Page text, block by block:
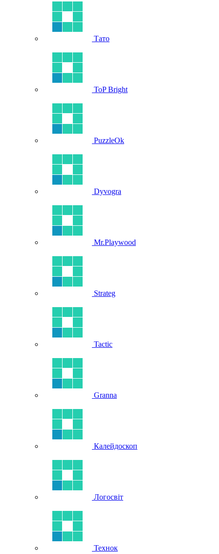
Тато
ToP Bright
PuzzleOk
Dyvogra
Mr.Playwood
Strateg
Tactic
Granna
Калейдоскоп
Логосвіт
Технок